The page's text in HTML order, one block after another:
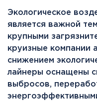
Экологическое
является важной
крупными
круизные компании
снижением
лайнеры оснащены
выбросов,